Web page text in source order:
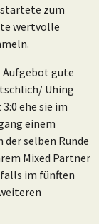
startete zum
wertvolle
Aufgebot gute
Uhing
ehe sie im
einem
selben Runde
Mixed Partner
im fünften